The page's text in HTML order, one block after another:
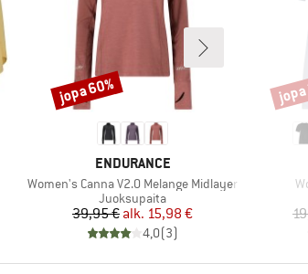
MERKKI
ENDURANCE
Tuote
Women's Canna V2.0 Melange Midlayer
Tuoteryhmä
Juoksupaita
Hinta
39,95 € Alennettu hinta
alk. 15,98 €
4,0(3)
Alennus
jopa 60%